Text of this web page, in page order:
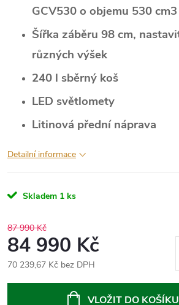
GCV530 o objemu 530 cm3
Šířka záběru 98 cm,
různých výšek
240 l sběrný koš
LED světlomety
Litinová přední náprava
Detailní informace
Skladem 1 ks
87 990 Kč
84 990 Kč
70 239,67 Kč bez DPH
VLOŽIT DO KOŠÍKU